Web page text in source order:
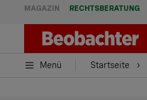
MAGAZIN RECHTSBERATUNG
Menü Startseite